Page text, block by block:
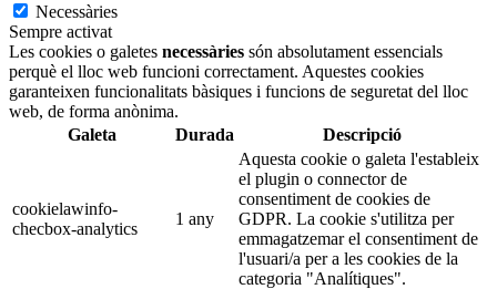
Necessàries
Sempre activat
Les cookies o galetes necessàries són absolutament essencials
perquè el lloc web funcioni correctament. Aquestes cookies
garanteixen funcionalitats bàsiques i funcions de seguretat del lloc
web, de forma anònima.
Galeta
Durada Descripció
cookielawinfo-
checbox-analytics
1 any
Aquesta cookie o galeta l'estableix
el plugin o connector de
consentiment de cookies de
GDPR. La cookie s'utilitza per
emmagatzemar el consentiment de
l'usuari/a per a les cookies de la
categoria "Analítiques".